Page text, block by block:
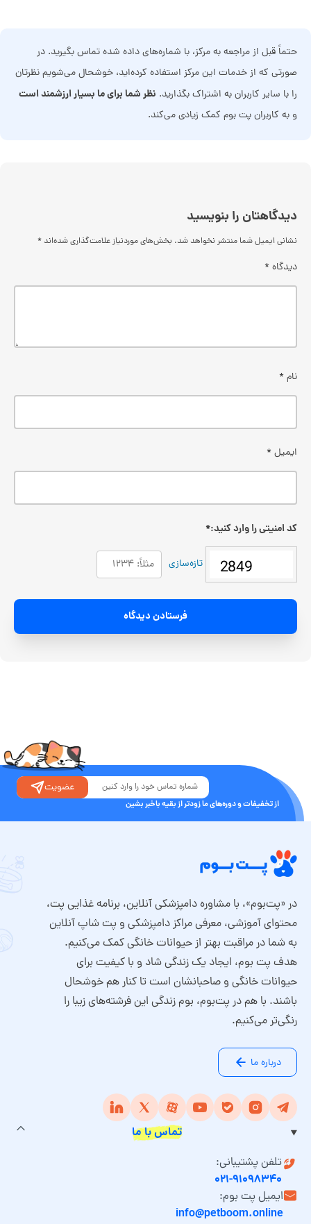
حتماً قبل از مراجعه به مرکز، با شماره‌های داده شده تماس بگیرید. در
صورتی که از خدمات این مرکز استفاده کرده‌اید، خوشحال می‌شویم نظرتان
را با سایر کاربران به اشتراک بگذارید. نظر شما برای ما بسیار ارزشمند است
و به کاربران پت بوم کمک زیادی می‌کند.
دیدگاهتان را بنویسید
نشانی ایمیل شما منتشر نخواهد شد. بخش‌های موردنیاز علامت‌گذاری شده‌اند*
دیدگاه*
نام*
ایمیل*
کد امنیتی را وارد کنید:*
تازه‌سازی
فرستادن دیدگاه
از تخفیفات و دوره‌های ما زودتر از بقیه باخبر بشین
عضویت
در «پت‌بوم»، با مشاوره دامپزشکی آنلاین، برنامه غذایی پت،
محتوای آموزشی، معرفی مراکز دامپزشکی و پت شاپ آنلاین
به شما در مراقبت بهتر از حیوانات خانگی کمک می‌کنیم.
هدف پت بوم، ایجاد یک زندگی شاد و با کیفیت برای
حیوانات خانگی و صاحبانشان است تا کنار هم خوشحال
باشند. با هم در پت‌بوم، بوم زندگی این فرشته‌های زیبا را
رنگی‌تر می‌کنیم.
درباره ما
تماس با ما
تلفن پشتیبانی:
۰۲۱-۹۱۰۹۸۳۴۰
ایمیل پت بوم:
info@petboom.online